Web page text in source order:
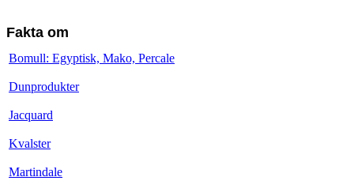
Fakta om
Bomull: Egyptisk, Mako, Percale
Dunprodukter
Jacquard
Kvalster
Martindale